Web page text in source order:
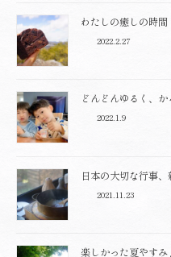
わたしの癒しの時間
2022.2.27
どんどんゆるく、か
2022.1.9
日本の大切な行事、
2021.11.23
楽しかった夏やすみ